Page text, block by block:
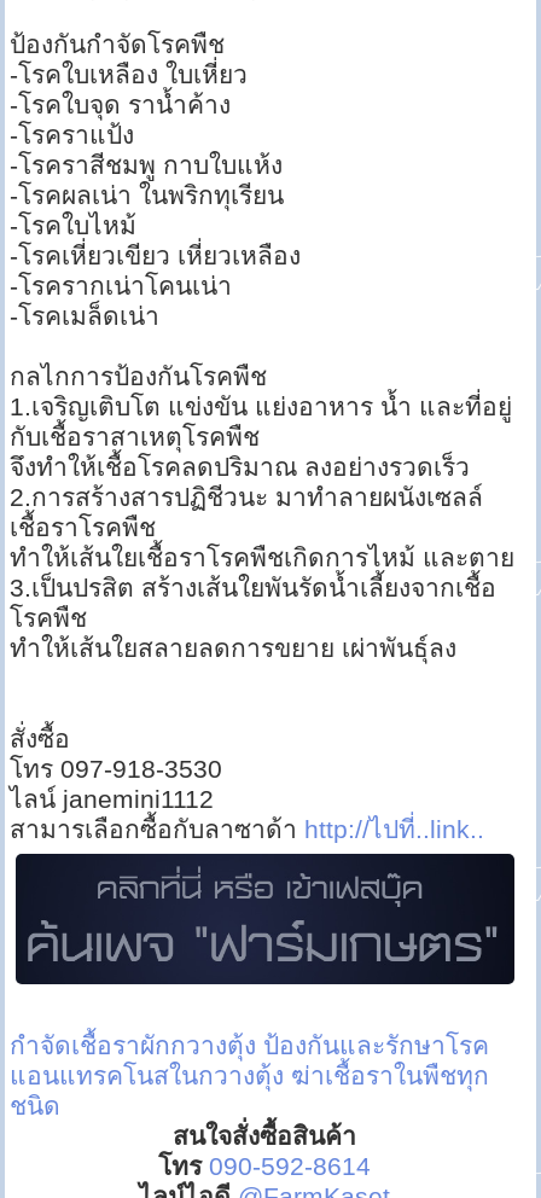
ป้องกันกำจัดโรคพืช
-โรคใบเหลือง ใบเหี่ยว
-โรคใบจุด ราน้ำค้าง
-โรคราแป้ง
-โรคราสีชมพู กาบใบแห้ง
-โรคผลเน่า ในพริกทุเรียน
-โรคใบไหม้
-โรคเหี่ยวเขียว เหี่ยวเหลือง
-โรครากเน่าโคนเน่า
-โรคเมล็ดเน่า
กลไกการป้องกันโรคพืช
1.เจริญเติบโต แข่งขัน แย่งอาหาร น้ำ และที่อยู่
กับเชื้อราสาเหตุโรคพืช
จึงทำให้เชื้อโรคลดปริมาณ ลงอย่างรวดเร็ว
2.การสร้างสารปฏิชีวนะ มาทำลายผนังเซลล์
เชื้อราโรคพืช
ทำให้เส้นใยเชื้อราโรคพืชเกิดการไหม้ และตาย
3.เป็นปรสิต สร้างเส้นใยพันรัดน้ำเลี้ยงจากเชื้อ
โรคพืช
ทำให้เส้นใยสลายลดการขยาย เผ่าพันธุ์ลง
สั่งซื้อ
โทร 097-918-3530
ไลน์ janemini1112
สามารเลือกซื้อกับลาซาด้า http://ไปที่..link..
กำจัดเชื้อราผักกวางตุ้ง ป้องกันและรักษาโรค
แอนแทรคโนสในกวางตุ้ง ฆ่าเชื้อราในพืชทุก
ชนิด
สนใจสั่งซื้อสินค้า
โทร 090-592-8614